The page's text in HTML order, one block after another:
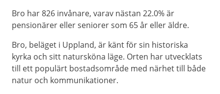
Bro har 826 invånare, varav nästan 22.0% är
pensionärer eller seniorer som 65 år eller äldre.
Bro, beläget i Uppland, är känt för sin historiska
kyrka och sitt natursköna läge. Orten har utvecklats
till ett populärt bostadsområde med närhet till både
natur och kommunikationer.